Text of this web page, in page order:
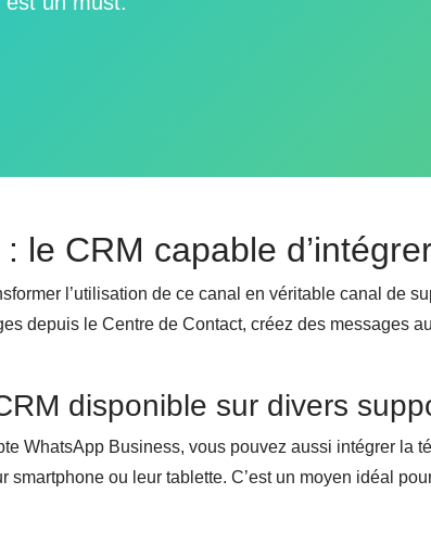
le CRM capable
l’utilisation de ce canal en véritable canal de
depuis le Centre de Contact, créez des messages
disponible sur divers
WhatsApp Business, vous pouvez aussi intégrer la
ou leur tablette. C’est un moyen idéal